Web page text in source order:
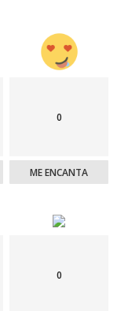
0
ME ENCANTA
0